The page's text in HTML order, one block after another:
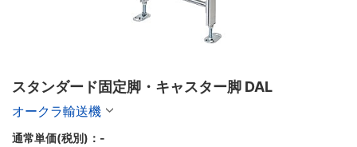
スタンダード固定脚・キャスター脚 DAL
オークラ輸送機
通常単価(税別)： -